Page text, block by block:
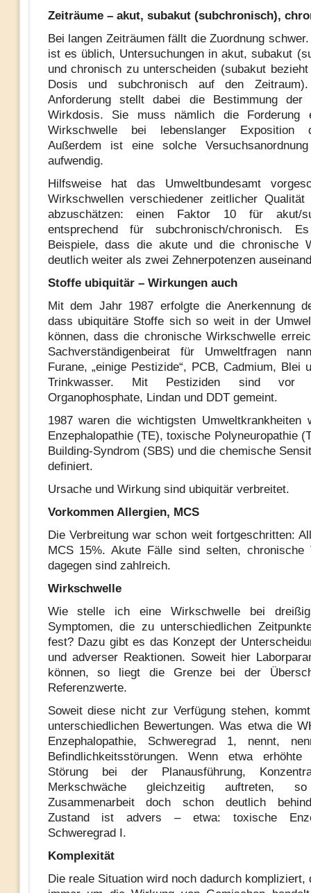
Zeiträume – akut, subakut (subchronisch),
Bei langen Zeiträumen fällt die Zuordnung
ist es üblich, Untersuchungen in akut, subakut
und chronisch zu unterscheiden (subakut
Dosis und subchronisch auf den Zeitraum).
Anforderung stellt dabei die Bestimmung der
Wirkdosis. Sie muss nämlich die Forderung
Wirkschwelle bei lebenslanger Exposition
Außerdem ist eine solche
aufwendig.
Hilfsweise hat das Umweltbundesamt
Wirkschwellen verschiedener zeitlicher Qualität
abzuschätzen: einen Faktor 10 für akut/
entsprechend für subchronisch/chronisch.
Beispiele, dass die akute und die chronische
deutlich weiter als zwei Zehnerpotenzen
Stoffe ubiquitär – Wirkungen auch
Mit dem Jahr 1987 erfolgte die Anerkennung
dass ubiquitäre Stoffe sich so weit in der
können, dass die chronische Wirkschwelle
Sachverständigenbeirat für Umweltfragen
Furane, „einige Pestizide“, PCB, Cadmium, Blei
Trinkwasser. Mit Pestiziden sind vor
Organophosphate, Lindan und DDT gemeint.
1987 waren die wichtigsten Umweltkrankheiten
Enzephalopathie (TE), toxische Polyneuropathie
Building-Syndrom (SBS) und die chemische
definiert.
Ursache und Wirkung sind ubiquitär verbreitet.
Vorkommen Allergien, MCS
Die Verbreitung war schon weit fortgeschritten:
MCS 15%. Akute Fälle sind selten, chronische
dagegen sind zahlreich.
Wirkschwelle
Wie stelle ich eine Wirkschwelle bei
Symptomen, die zu unterschiedlichen
fest? Dazu gibt es das Konzept der
und adverser Reaktionen. Soweit hier
können, so liegt die Grenze bei der
Referenzwerte.
Soweit diese nicht zur Verfügung stehen,
unterschiedlichen Bewertungen. Was etwa die
Enzephalopathie, Schweregrad 1, nennt,
Befindlichkeitsstörungen. Wenn etwa erhöhte
Störung bei der Planausführung,
Merkschwäche gleichzeitig
Zusammenarbeit doch schon deutlich
Zustand ist advers – etwa: toxische
Schweregrad I.
Komplexität
Die reale Situation wird noch dadurch kompliziert,